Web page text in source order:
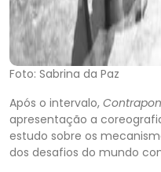
Foto: Sabrina da Paz
Após o intervalo,
apresentação a
estudo sobre os
dos desafios do mundo